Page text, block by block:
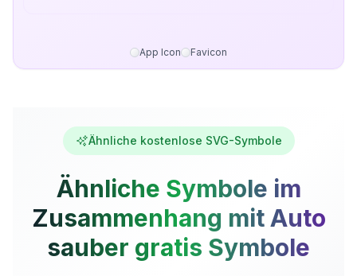
App Icon Favicon
Ähnliche kostenlose SVG-Symbole
Ähnliche Symbole im
Zusammenhang mit Auto
sauber gratis Symbole